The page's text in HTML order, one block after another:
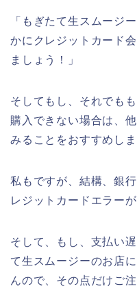
「もぎたて生スムージ
かにクレジットカード
ましょう！」
そしてもし、それでも
購入できない場合は、
みることをおすすめしま
私もですが、結構、銀
レジットカードエラー
そして、もし、支払い
て生スムージーのお店
んので、その点だけご注